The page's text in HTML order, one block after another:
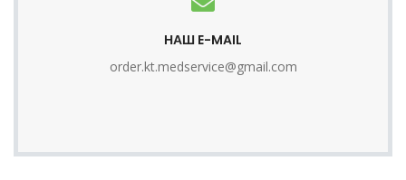
НАШ E-MAIL
order.kt.medservice@gmail.com